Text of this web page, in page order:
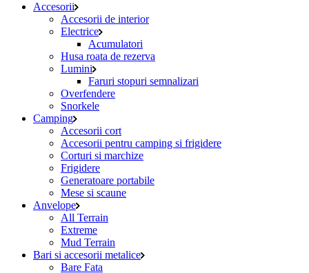
Accesorii
Accesorii de interior
Electrice
Acumulatori
Husa roata de rezerva
Lumini
Faruri stopuri semnalizari
Overfendere
Snorkele
Camping
Accesorii cort
Accesorii pentru camping si frigidere
Corturi si marchize
Frigidere
Generatoare portabile
Mese si scaune
Anvelope
All Terrain
Extreme
Mud Terrain
Bari si accesorii metalice
Bare Fata